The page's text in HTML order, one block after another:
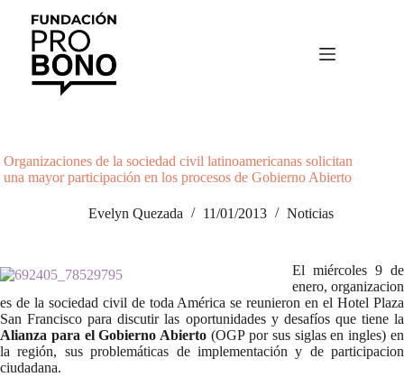
contenido
Organizaciones de la sociedad civil latinoamericanas solicitan
una mayor participación en los procesos de Gobierno Abierto
Evelyn Quezada 11/01/2013 Noticias
El miércoles 9 de
enero, organizacion
es de la sociedad civil de toda América se reunieron en el Hotel Plaza
San Francisco para discutir las oportunidades y desafíos que tiene la
Alianza para el Gobierno Abierto (OGP por sus siglas en ingles) en
la región, sus problemáticas de implementación y de participacion
ciudadana.